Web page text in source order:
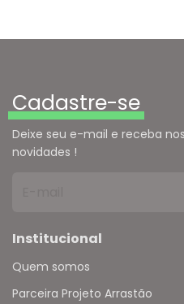
Cadastre-se
Deixe seu e-mail e receba
novidades !
Institucional
Quem somos
Parceira Projeto Arrastão